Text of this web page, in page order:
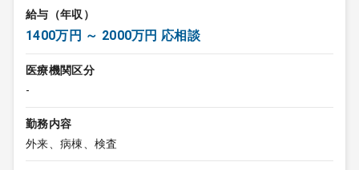
給与（年収）
1400万円 ～ 2000万円 応相談
医療機関区分
-
勤務内容
外来、病棟、検査